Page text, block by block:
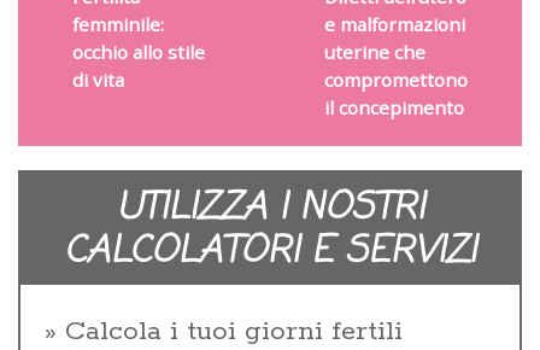
femminile:
occhio allo stile
di vita
e malformazioni
uterine che
compromettono
il concepimento
UTILIZZA I NOSTRI
CALCOLATORI E SERVIZI
Calcola i tuoi giorni fertili